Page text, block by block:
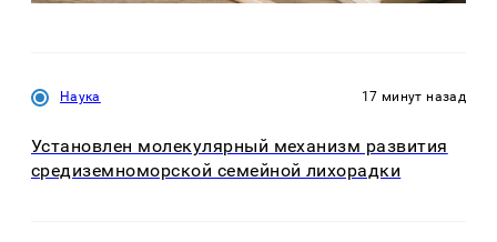
Наука 17 минут назад
Установлен молекулярный механизм развития
средиземноморской семейной лихорадки